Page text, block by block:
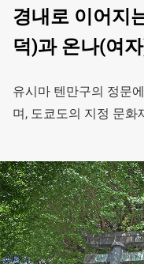
경내로 이어지
덕)과 온나(여
유시마 텐만구의 정문
며, 도쿄도의 지정 문화